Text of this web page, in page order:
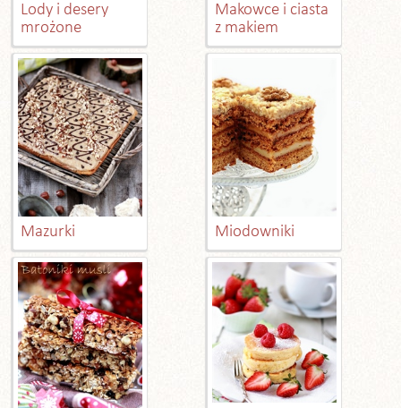
Lody i desery
mrożone
Makowce i ciasta
z makiem
Mazurki Miodowniki